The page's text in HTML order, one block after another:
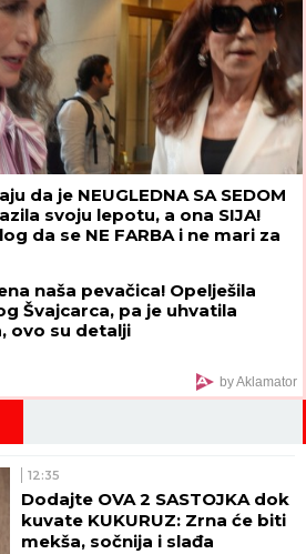
da je NEUGLEDNA SA SEDOM
svoju lepotu, a ona SIJA!
da se NE FARBA i ne mari za
naša pevačica! Opelješila
Švajcarca, pa je uhvatila
ovo su detalji
by Aklamator
12:35
Dodajte OVA 2 SASTOJKA dok
kuvate KUKURUZ: Zrna će biti
mekša, sočnija i slađa